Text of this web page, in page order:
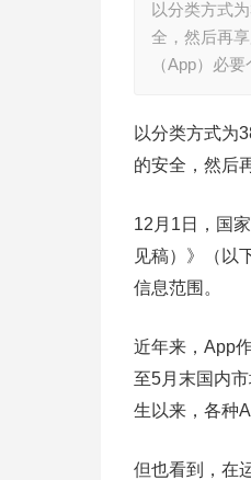
以分类方式
全，然后再
（App）必
以分类方式为
的安全，然后
12月1日，国
见稿）》（以
信息范围。
近年来，App
至5月末国内
生以来，各种
但也看到，在